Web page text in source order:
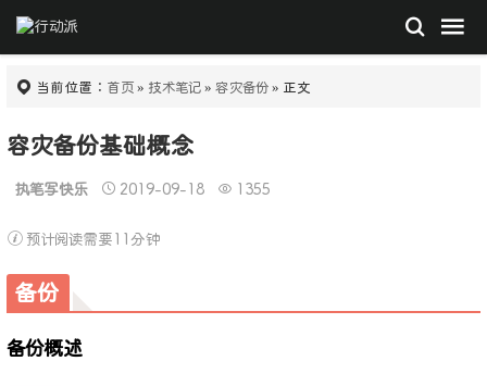
当前位置： 首页 » 技术笔记 » 容灾备份 » 正文
容灾备份基础概念
执笔写快乐 2019-09-18 1355
预计阅读需要11分钟
备份
备份概述